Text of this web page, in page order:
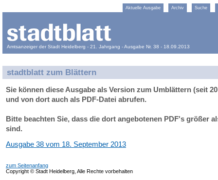
Aktuelle Ausgabe Archiv Suche
Amtsanzeiger der Stadt Heidelberg - 21. Jahrgang - Ausgabe Nr. 38 - 18.09.2013
stadtblatt zum Blättern
Sie können diese Ausgabe als Version zum Umblättern (seit
und von dort auch als PDF-Datei abrufen.
Bitte beachten Sie, dass die dort angebotenen PDF's größer
sind.
Ausgabe 38 vom 18. September 2013
zum Seitenanfang
Copyright © Stadt Heidelberg, Alle Rechte vorbehalten